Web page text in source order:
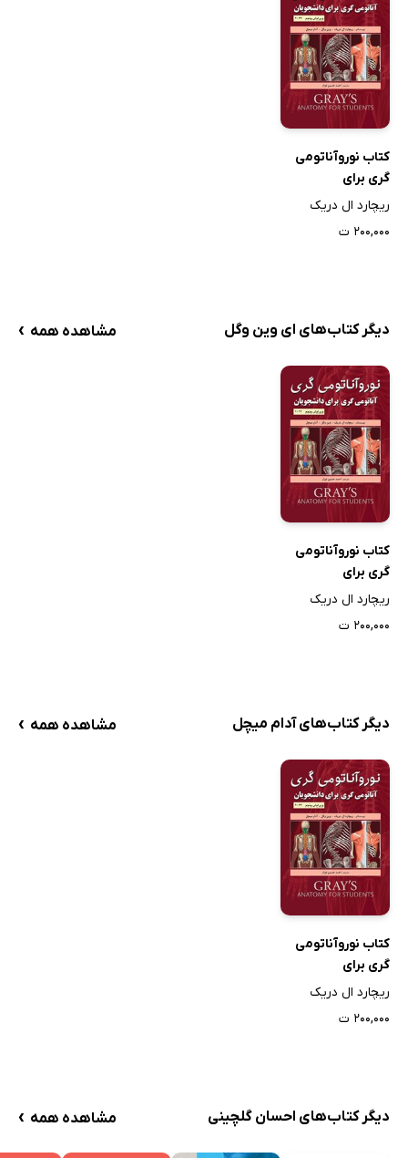
کتاب نوروآناتومی
گری برای
دانشجویان
ریچارد ال دریک
۲۰۰,۰۰۰ ت
دیگر کتاب‌های ای وین وگل مشاهده همه ›
کتاب نوروآناتومی
گری برای
دانشجویان
ریچارد ال دریک
۲۰۰,۰۰۰ ت
دیگر کتاب‌های آدام میچل مشاهده همه ›
کتاب نوروآناتومی
گری برای
دانشجویان
ریچارد ال دریک
۲۰۰,۰۰۰ ت
دیگر کتاب‌های احسان گلچینی مشاهده همه ›